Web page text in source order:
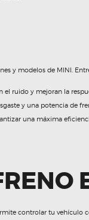
y modelos de MINI.
ruido y mejoran la
y una potencia de
una máxima
controlar tu vehículo